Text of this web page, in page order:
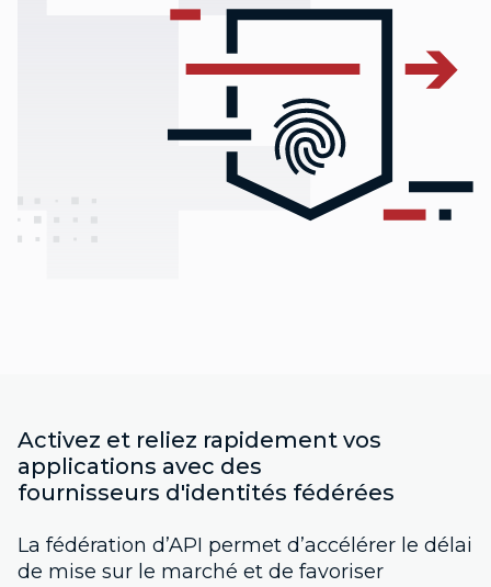
Activez et reliez rapidement vos
applications avec des
fournisseurs d'identités fédérées
La fédération d’API permet d’accélérer le délai
de mise sur le marché et de favoriser